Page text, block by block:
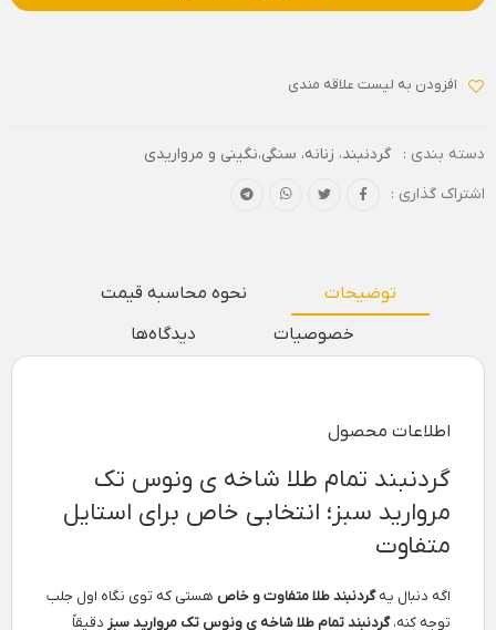
افزودن به لیست علاقه مندی
دسته بندی : گردنبند، زنانه، سنگی،نگینی و مرواریدی
اشتراک گذاری :
توضیحات
نحوه محاسبه قیمت
خصوصیات
دیدگاه‌ها
اطلاعات محصول
گردنبند تمام طلا شاخه ی ونوس تک
مروارید سبز؛ انتخابی خاص برای استایل
متفاوت
اگه دنبال یهگردنبند طلا متفاوت و خاص هستی که توی نگاه اول جلب
توجه کنه،گردنبند تمام طلا شاخه ی ونوس تک مروارید سبز دقیقاً